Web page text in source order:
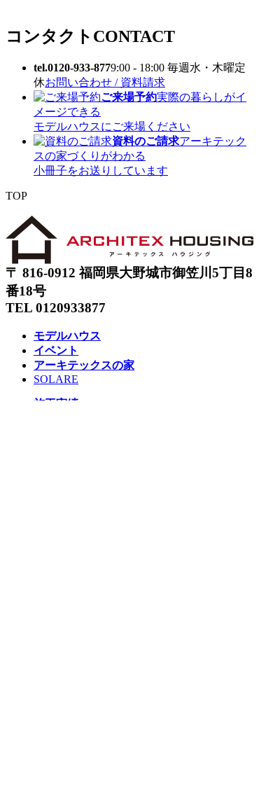
コンタクト CONTACT
tel.0120-933-8779:00 - 18:00 毎週水・木曜定
休お問い合わせ / 資料請求
ご来場予約実際の暮らしがイ
メージできる
モデルハウスにご来場ください
資料のご請求アーキテック
スの家づくりがわかる
小冊子をお送りしています
TOP
〒 816-0912 福岡県大野城市御笠川5丁目8
番18号
TEL 0120933877
モデルハウス
イベント
アーキテックスの家
SOLARE
施工実績